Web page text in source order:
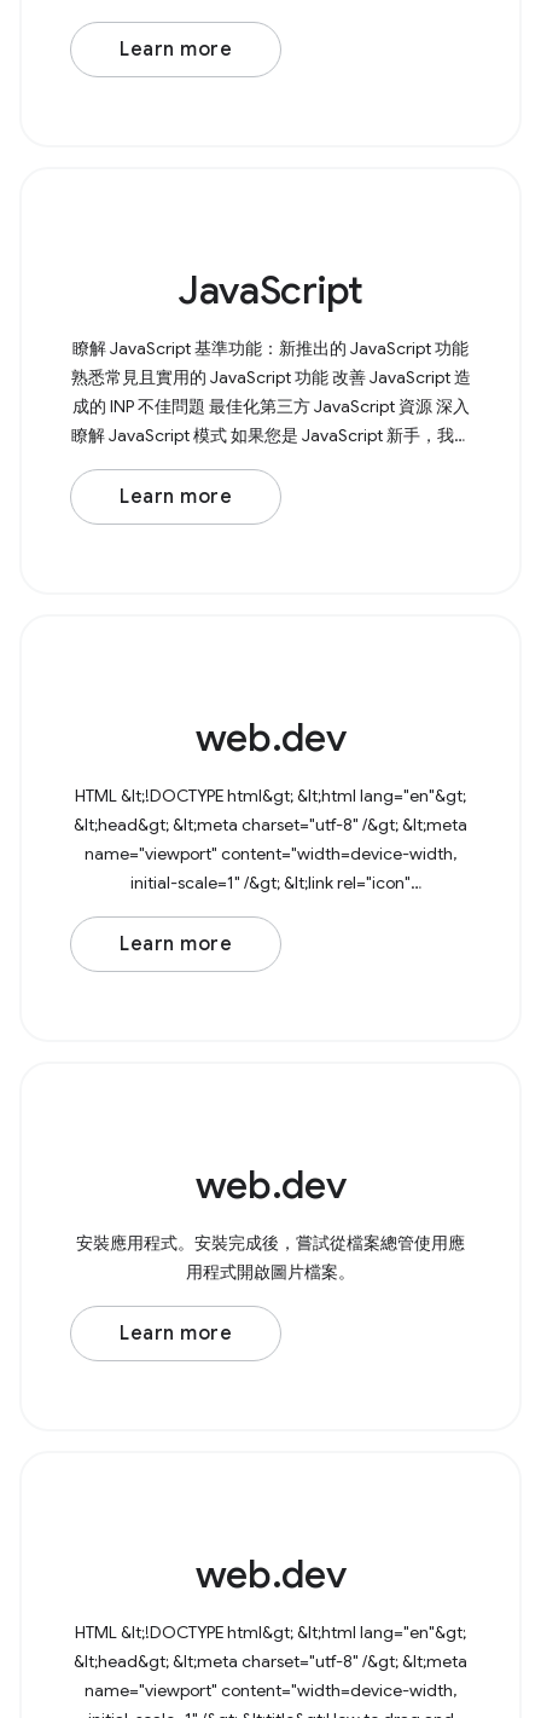
showDirectoryPicker() ，這會傳回包含所選目錄的
Promise。如需寫入權限，您可以將 { mode:
'readwrite' } 傳遞至方法。 Browser Support Source
Learn more
JavaScript
瞭解 JavaScript 基準功能：新推出的 JavaScript 功能
熟悉常見且實用的 JavaScript 功能 改善 JavaScript 造
成的 INP 不佳問題 最佳化第三方 JavaScript 資源 深入
瞭解 JavaScript 模式 如果您是 JavaScript 新手，我們
也能提供協助。我們的 JavaScript 學習課程 會逐步引
導您瞭解 JavaScript
Learn more
web.dev
HTML &lt;!DOCTYPE html&gt; &lt;html lang="en"&gt;
&lt;head&gt; &lt;meta charset="utf-8" /&gt; &lt;meta
name="viewport" content="width=device-width,
initial-scale=1" /&gt; &lt;link rel="icon"
href="data:image/svg+xml,&lt;svg
Learn more
web.dev
安裝應用程式。安裝完成後，嘗試從檔案總管使用應
用程式開啟圖片檔案。
Learn more
web.dev
HTML &lt;!DOCTYPE html&gt; &lt;html lang="en"&gt;
&lt;head&gt; &lt;meta charset="utf-8" /&gt; &lt;meta
name="viewport" content="width=device-width,